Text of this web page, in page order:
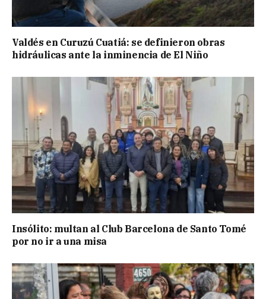
Valdés en Curuzú Cuatiá: se definieron obras
hidráulicas ante la inminencia de El Niño
Insólito: multan al Club Barcelona de Santo Tomé
por no ir a una misa